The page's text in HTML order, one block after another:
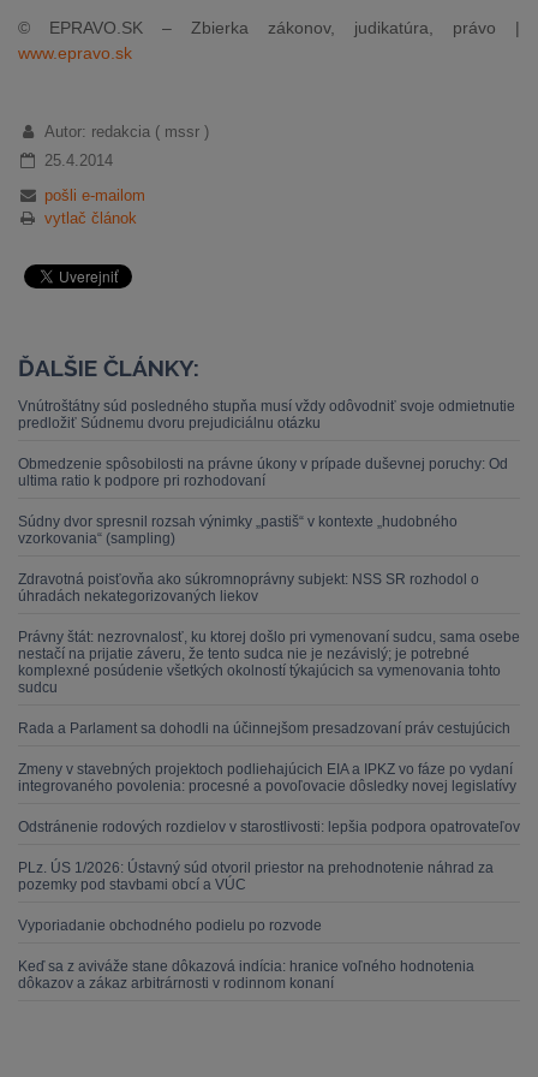
© EPRAVO.SK – Zbierka zákonov, judikatúra, právo |
www.epravo.sk
Autor: redakcia ( mssr )
25.4.2014
pošli e-mailom
vytlač článok
ĎALŠIE ČLÁNKY:
Vnútroštátny súd posledného stupňa musí vždy odôvodniť svoje odmietnutie
predložiť Súdnemu dvoru prejudiciálnu otázku
Obmedzenie spôsobilosti na právne úkony v prípade duševnej poruchy: Od
ultima ratio k podpore pri rozhodovaní
Súdny dvor spresnil rozsah výnimky „pastiš“ v kontexte „hudobného
vzorkovania“ (sampling)
Zdravotná poisťovňa ako súkromnoprávny subjekt: NSS SR rozhodol o
úhradách nekategorizovaných liekov
Právny štát: nezrovnalosť, ku ktorej došlo pri vymenovaní sudcu, sama osebe
nestačí na prijatie záveru, že tento sudca nie je nezávislý; je potrebné
komplexné posúdenie všetkých okolností týkajúcich sa vymenovania tohto
sudcu
Rada a Parlament sa dohodli na účinnejšom presadzovaní práv cestujúcich
Zmeny v stavebných projektoch podliehajúcich EIA a IPKZ vo fáze po vydaní
integrovaného povolenia: procesné a povoľovacie dôsledky novej legislatívy
Odstránenie rodových rozdielov v starostlivosti: lepšia podpora opatrovateľov
PLz. ÚS 1/2026: Ústavný súd otvoril priestor na prehodnotenie náhrad za
pozemky pod stavbami obcí a VÚC
Vyporiadanie obchodného podielu po rozvode
Keď sa z aviváže stane dôkazová indícia: hranice voľného hodnotenia
dôkazov a zákaz arbitrárnosti v rodinnom konaní